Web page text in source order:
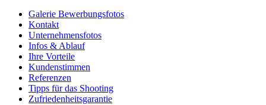
Galerie Bewerbungsfotos
Kontakt
Unternehmensfotos
Infos & Ablauf
Ihre Vorteile
Kundenstimmen
Referenzen
Tipps für das Shooting
Zufriedenheitsgarantie